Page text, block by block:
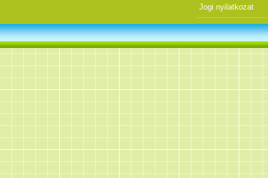
Jogi nyilatkozat